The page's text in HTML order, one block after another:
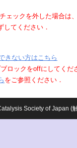
ェックを外した場合は
してください．
きない方はこちら
ロックをoffにしてくだ
をご参照ください．
Society of Japan (